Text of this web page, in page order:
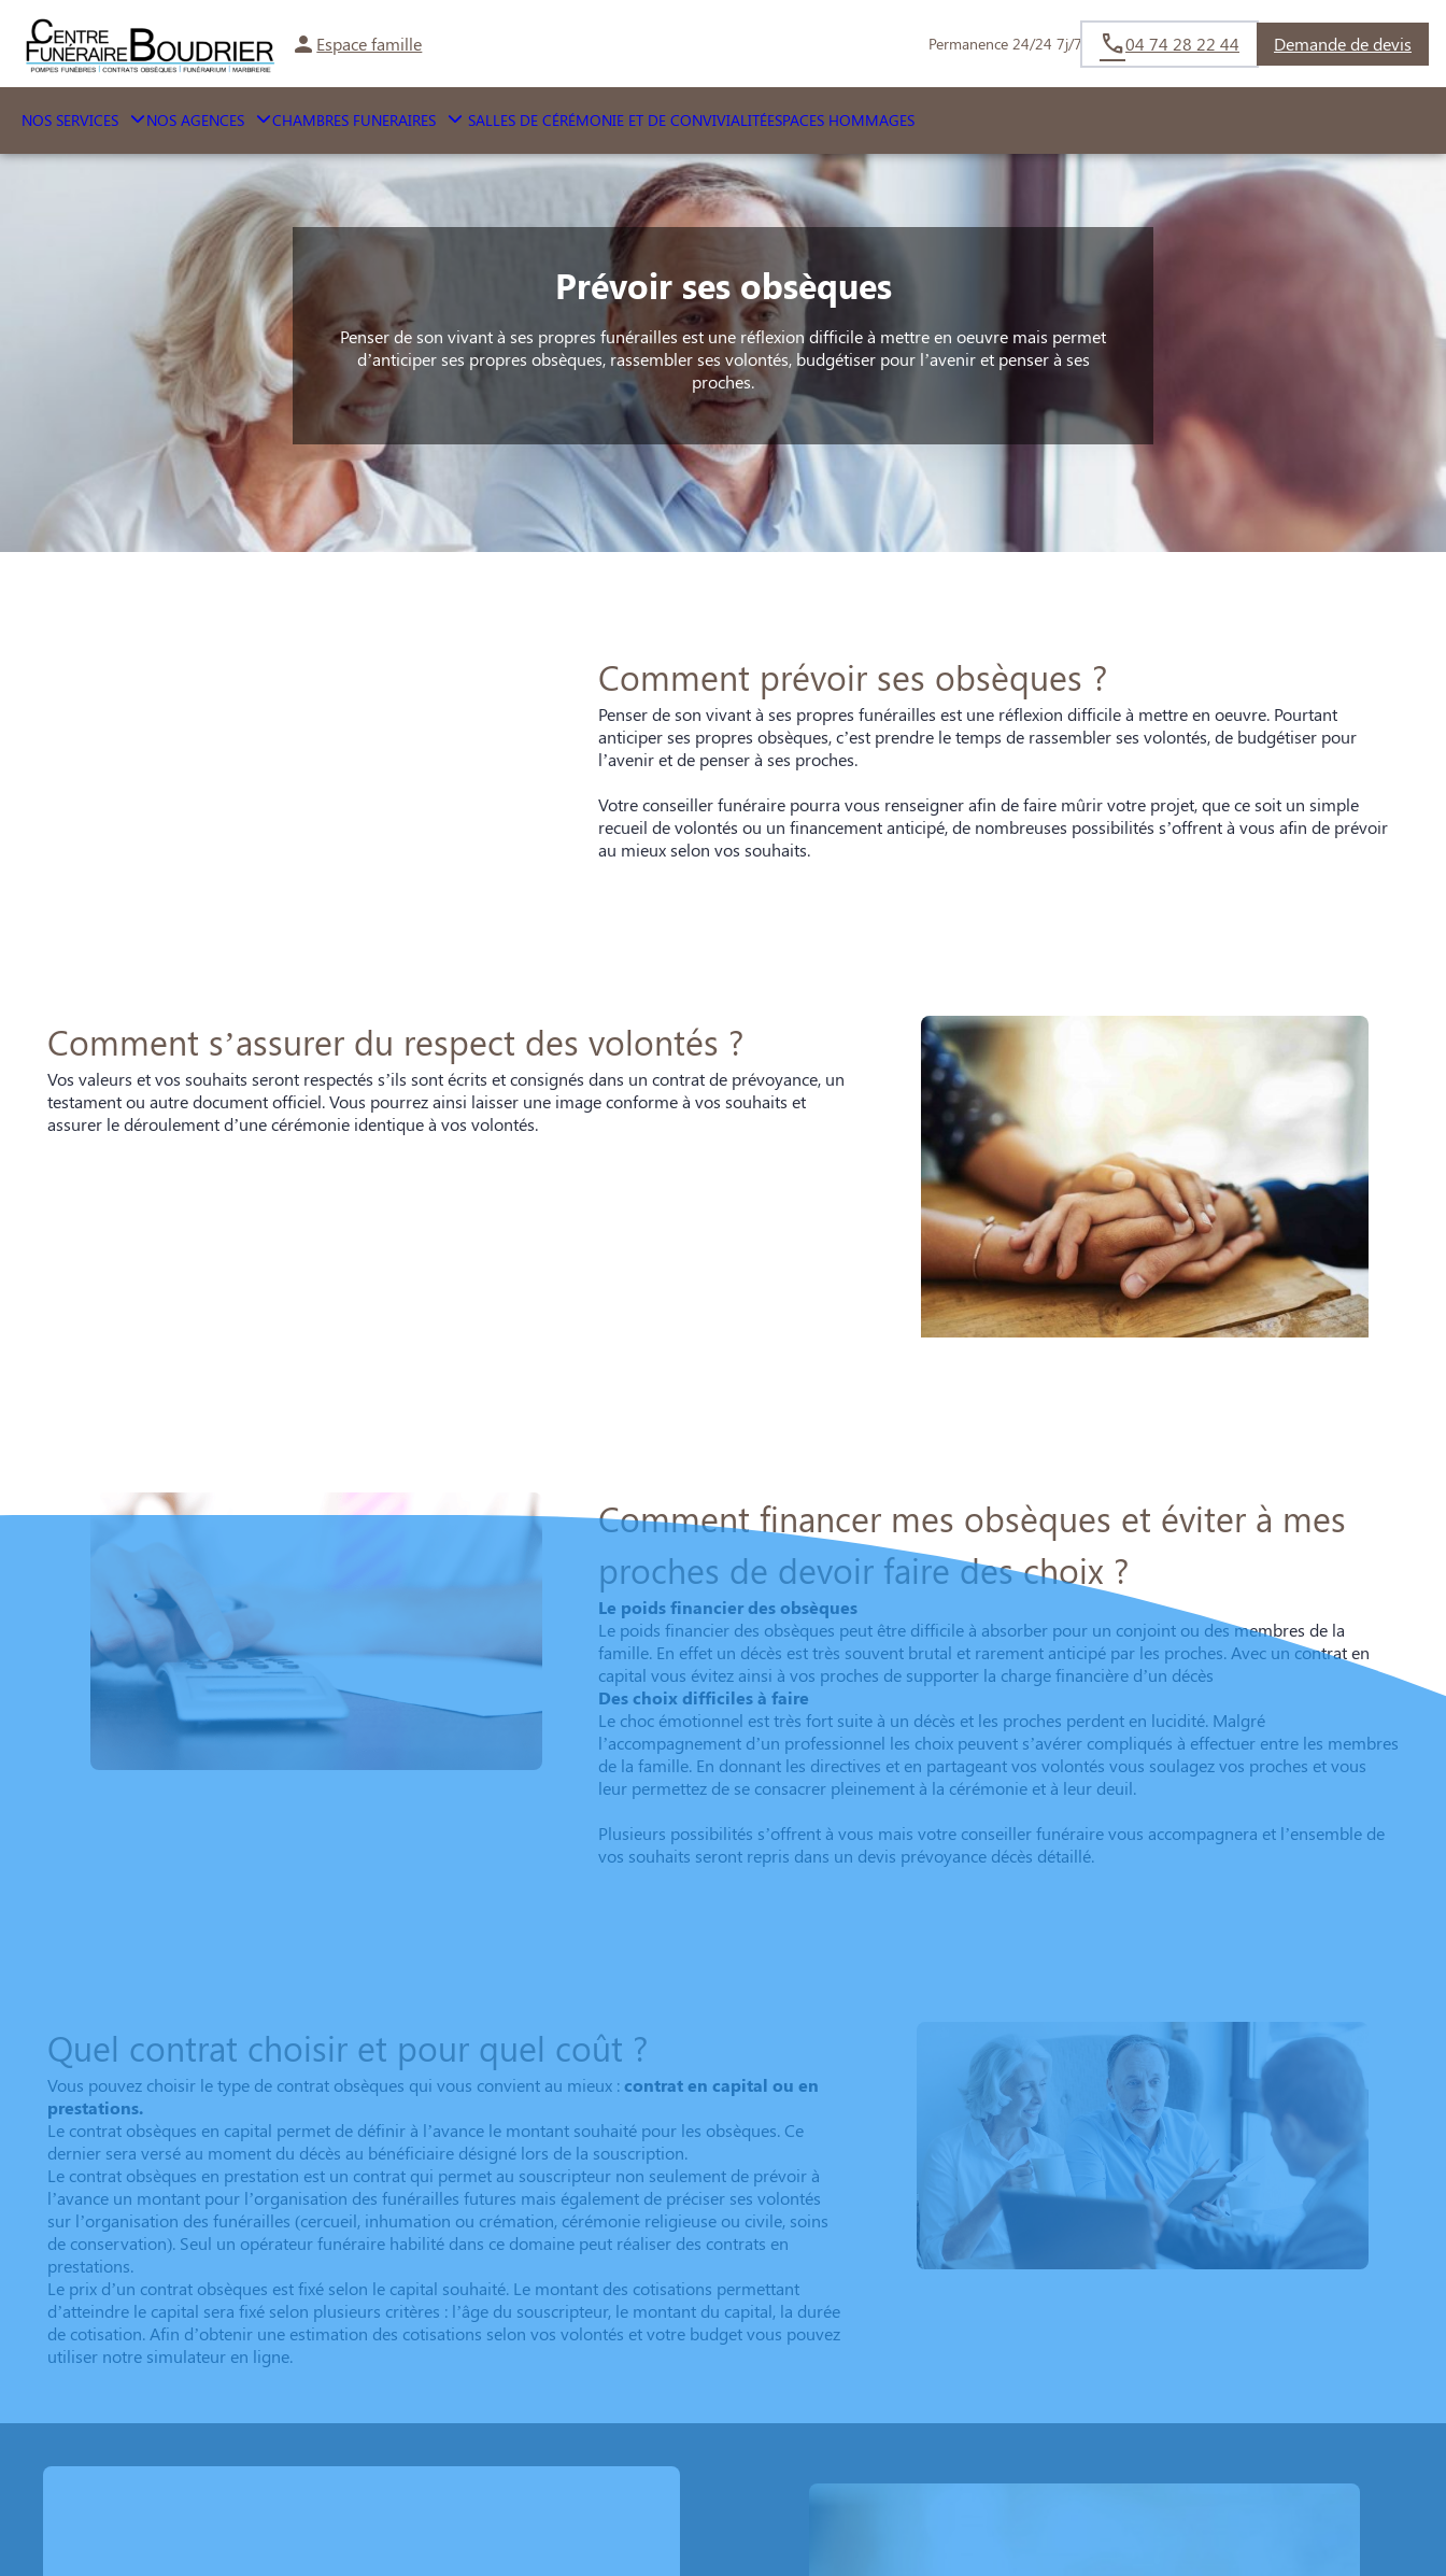
contenu
Espace famille Permanence 24/24 7j/7 04 74 28 22 44 Demande de devis
NOS SERVICES NOS AGENCES CHAMBRES FUNERAIRES SALLES DE CÉRÉMONIE ET DE CONVIVIALITÉESPACES HOMMAGES
Prévoir ses obsèques
Penser de son vivant à ses propres funérailles est une réflexion difficile à mettre en oeuvre mais permet
d’anticiper ses propres obsèques, rassembler ses volontés, budgétiser pour l’avenir et penser à ses
proches.
Comment prévoir ses obsèques ?
Penser de son vivant à ses propres funérailles est une réflexion difficile à mettre en oeuvre. Pourtant
anticiper ses propres obsèques, c’est prendre le temps de rassembler ses volontés, de budgétiser pour
l’avenir et de penser à ses proches.
Votre conseiller funéraire pourra vous renseigner afin de faire mûrir votre projet, que ce soit un simple
recueil de volontés ou un financement anticipé, de nombreuses possibilités s’offrent à vous afin de prévoir
au mieux selon vos souhaits.
Comment s’assurer du respect des volontés ?
Vos valeurs et vos souhaits seront respectés s’ils sont écrits et consignés dans un contrat de prévoyance, un
testament ou autre document officiel. Vous pourrez ainsi laisser une image conforme à vos souhaits et
assurer le déroulement d’une cérémonie identique à vos volontés.
Comment financer mes obsèques et éviter à mes
proches de devoir faire des choix ?
Le poids financier des obsèques
Le poids financier des obsèques peut être difficile à absorber pour un conjoint ou des membres de la
famille. En effet un décès est très souvent brutal et rarement anticipé par les proches. Avec un contrat en
capital vous évitez ainsi à vos proches de supporter la charge financière d’un décès
Des choix difficiles à faire
Le choc émotionnel est très fort suite à un décès et les proches perdent en lucidité. Malgré
l’accompagnement d’un professionnel les choix peuvent s’avérer compliqués à effectuer entre les membres
de la famille. En donnant les directives et en partageant vos volontés vous soulagez vos proches et vous
leur permettez de se consacrer pleinement à la cérémonie et à leur deuil.
Plusieurs possibilités s’offrent à vous mais votre conseiller funéraire vous accompagnera et l’ensemble de
vos souhaits seront repris dans un devis prévoyance décès détaillé.
Quel contrat choisir et pour quel coût ?
Vous pouvez choisir le type de contrat obsèques qui vous convient au mieux :contrat en capital ou en
prestations.
Le contrat obsèques en capital permet de définir à l’avance le montant souhaité pour les obsèques. Ce
dernier sera versé au moment du décès au bénéficiaire désigné lors de la souscription.
Le contrat obsèques en prestation est un contrat qui permet au souscripteur non seulement de prévoir à
l’avance un montant pour l’organisation des funérailles futures mais également de préciser ses volontés
sur l’organisation des funérailles (cercueil, inhumation ou crémation, cérémonie religieuse ou civile, soins
de conservation). Seul un opérateur funéraire habilité dans ce domaine peut réaliser des contrats en
prestations.
Le prix d’un contrat obsèques est fixé selon le capital souhaité. Le montant des cotisations permettant
d’atteindre le capital sera fixé selon plusieurs critères : l’âge du souscripteur, le montant du capital, la durée
de cotisation. Afin d’obtenir une estimation des cotisations selon vos volontés et votre budget vous pouvez
utiliser notre simulateur en ligne.